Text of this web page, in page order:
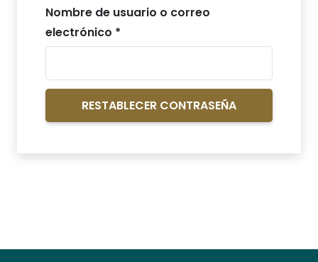
Nombre de usuario o correo
electrónico *
RESTABLECER CONTRASEÑA